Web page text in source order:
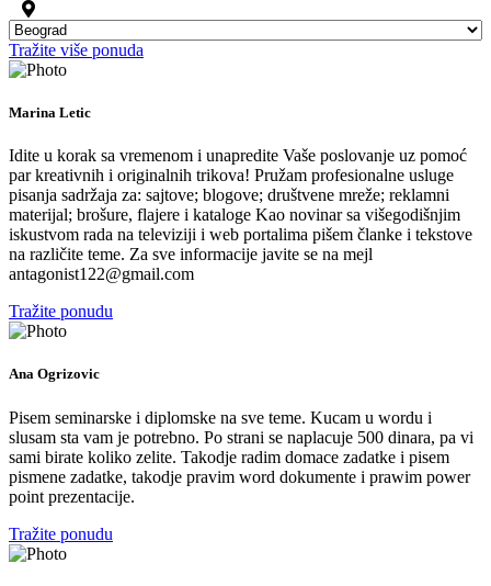
Tražite više ponuda
Marina Letic
Idite u korak sa vremenom i unapredite Vaše poslovanje uz pomoć
par kreativnih i originalnih trikova! Pružam profesionalne usluge
pisanja sadržaja za: sajtove; blogove; društvene mreže; reklamni
materijal; brošure, flajere i kataloge Kao novinar sa višegodišnjim
iskustvom rada na televiziji i web portalima pišem članke i tekstove
na različite teme. Za sve informacije javite se na mejl
antagonist122@gmail.com
Tražite ponudu
Ana Ogrizovic
Pisem seminarske i diplomske na sve teme. Kucam u wordu i
slusam sta vam je potrebno. Po strani se naplacuje 500 dinara, pa vi
sami birate koliko zelite. Takodje radim domace zadatke i pisem
pismene zadatke, takodje pravim word dokumente i prawim power
point prezentacije.
Tražite ponudu